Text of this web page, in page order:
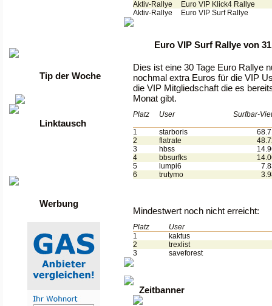
Tip der Woche
Linktausch
Werbung
Aktiv-Rallye
Euro VIP Klick4 Rallye
Aktiv-Rallye
Euro VIP Surf Rallye
Euro VIP Surf Rallye von
Dies ist eine 30 Tage Euro Rallye
nochmal extra Euros für die VIP
die VIP Mitgliedschaft die es
Monat gibt.
Platz User Surfbar-
1 starboris
2
flatrate
3
hbss
4
bbsurfks
5
lumpi6
6
trutymo
Mindestwert noch nicht erreicht:
Platz
User
1
kaktus
2
trexlist
3
saveforest
Zeitbanner